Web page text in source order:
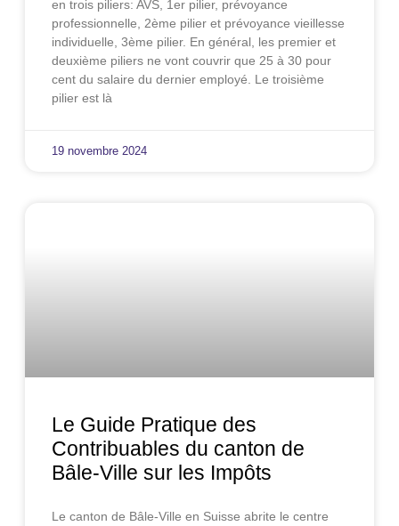
en trois piliers: AVS, 1er pilier, prévoyance
professionnelle, 2ème pilier et prévoyance vieillesse
individuelle, 3ème pilier. En général, les premier et
deuxième piliers ne vont couvrir que 25 à 30 pour
cent du salaire du dernier employé. Le troisième
pilier est là
19 novembre 2024
Le Guide Pratique des
Contribuables du canton de
Bâle-Ville sur les Impôts
Le canton de Bâle-Ville en Suisse abrite le centre